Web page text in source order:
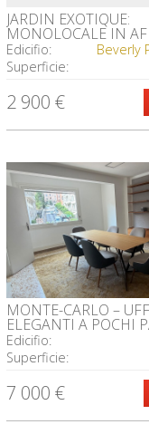
JARDIN EXOTIQUE:
MONOLOCALE IN
GIARDINO PRIVATO
Edicifio:
Superficie:
2 900 €
MONTE-CARLO –
ELEGANTI A POCHI
CASINO
Edicifio:
Superficie:
7 000 €